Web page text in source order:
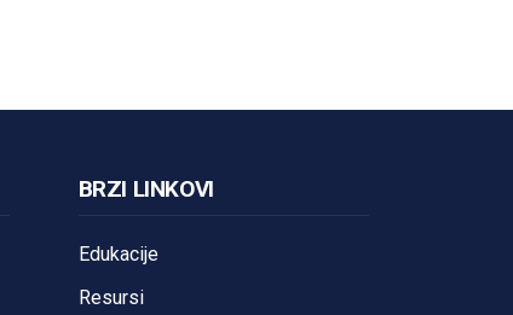
BRZI LINKOVI
Edukacije
Resursi